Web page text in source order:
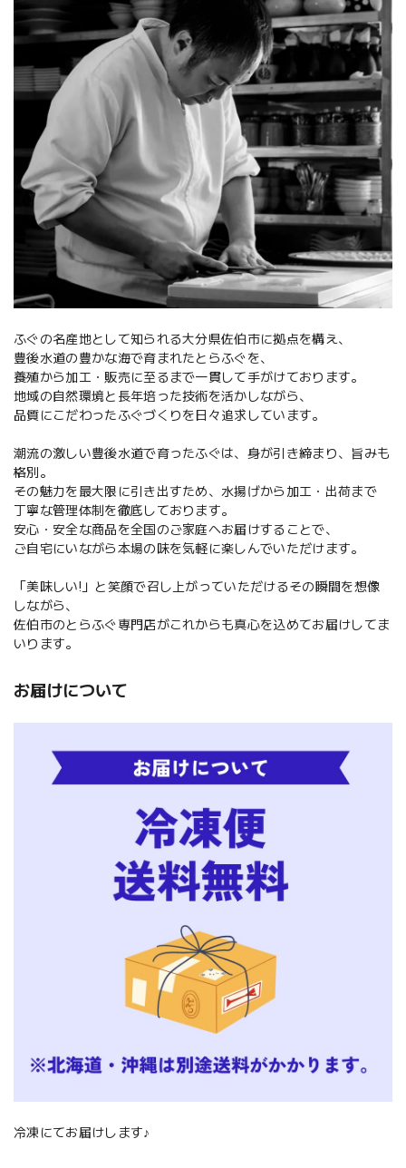
ふぐの名産地として知られる大分県佐伯市に拠点を構え、
豊後水道の豊かな海で育まれたとらふぐを、
養殖から加工・販売に至るまで一貫して手がけております。
地域の自然環境と長年培った技術を活かしながら、
品質にこだわったふぐづくりを日々追求しています。
潮流の激しい豊後水道で育ったふぐは、身が引き締まり、旨みも
格別。
その魅力を最大限に引き出すため、水揚げから加工・出荷まで
丁寧な管理体制を徹底しております。
安心・安全な商品を全国のご家庭へお届けすることで、
ご自宅にいながら本場の味を気軽に楽しんでいただけます。
「美味しい!」と笑顔で召し上がっていただけるその瞬間を想像
しながら、
佐伯市のとらふぐ専門店がこれからも真心を込めてお届けしてま
いります。
お届けについて
冷凍にてお届けします♪